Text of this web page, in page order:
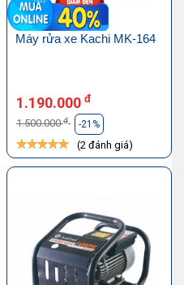
Máy rửa xe Kachi MK-164
1.190.000 đ
1.500.000đ -21%
(2 đánh giá)